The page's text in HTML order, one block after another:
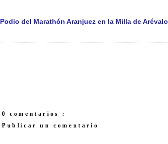
Podio del Marathón Aranjuez en la Milla de Arévalo
0 comentarios :
Publicar un comentario